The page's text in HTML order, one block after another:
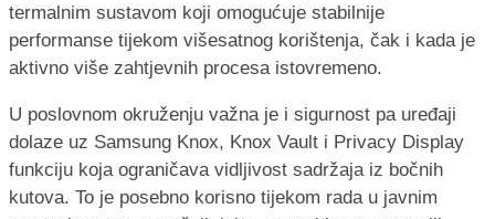
termalnim sustavom koji omogućuje stabilnije
performanse tijekom višesatnog korištenja, čak i kada je
aktivno više zahtjevnih procesa istovremeno.
U poslovnom okruženju važna je i sigurnost pa uređaji
dolaze uz Samsung Knox, Knox Vault i Privacy Display
funkciju koja ograničava vidljivost sadržaja iz bočnih
kutova. To je posebno korisno tijekom rada u javnim